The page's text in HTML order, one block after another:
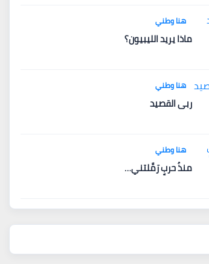
هنا وطني
ماذا يريد الليبيون؟
هنا وطني
ربى القصيد
هنا وطني
منذُ حربٍ رَمَّلتني…